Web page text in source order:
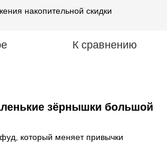
накопительной скидки
К сравнению
зёрнышки большой
который меняет привычки